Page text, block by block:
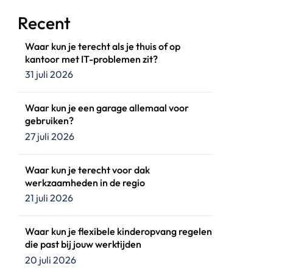
Recent
Waar kun je terecht als je thuis of op
kantoor met IT-problemen zit?
31 juli 2026
Waar kun je een garage allemaal voor
gebruiken?
27 juli 2026
Waar kun je terecht voor dak
werkzaamheden in de regio
21 juli 2026
Waar kun je flexibele kinderopvang regelen
die past bij jouw werktijden
20 juli 2026